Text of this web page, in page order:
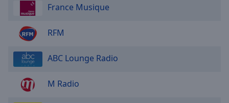
France Musique
RFM
ABC Lounge Radio
M Radio